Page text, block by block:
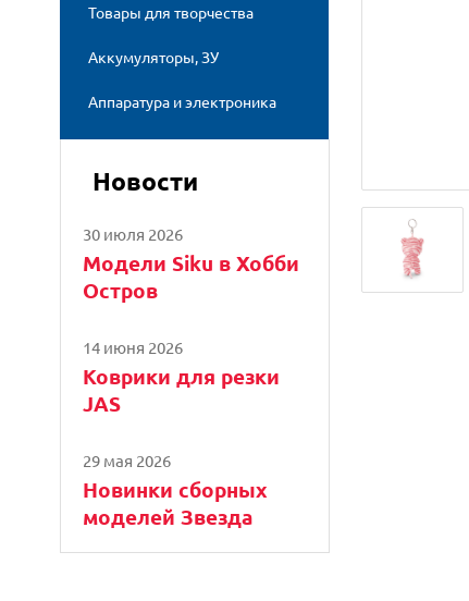
Товары для творчества
Аккумуляторы, ЗУ
Аппаратура и электроника
Новости
30 июля 2026
Модели Siku в Хобби
Остров
14 июня 2026
Коврики для резки
JAS
29 мая 2026
Новинки сборных
моделей Звезда